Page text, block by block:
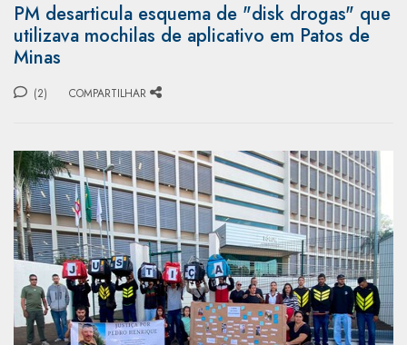
PM desarticula esquema de "disk drogas" que
utilizava mochilas de aplicativo em Patos de
Minas
(2) COMPARTILHAR